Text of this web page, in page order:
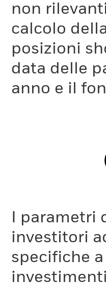
non
calcolo
posizioni
data delle
anno e il
I
investitori
specifiche